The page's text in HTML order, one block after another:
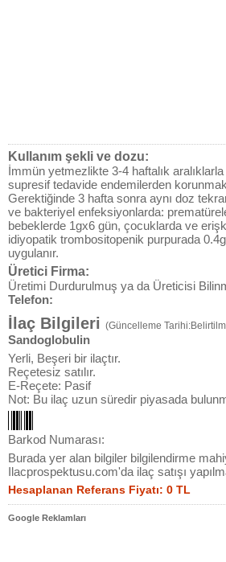
Kullanım şekli ve dozu:
İmmün yetmezlikte 3-4 haftalık
supresif tedavide endemilerden
Gerektiğinde 3 hafta sonra aynı doz
ve bakteriyel enfeksiyonlarda:
bebeklerde 1gx6 gün, çocuklarda ve
idiyopatik trombositopenik purpurada
uygulanır.
Üretici Firma:
Üretimi Durdurulmuş ya da Üreticisi
Telefon:
İlaç Bilgileri (Güncelleme
Sandoglobulin
Yerli, Beşeri bir ilaçtır.
Reçetesiz satılır.
E-Reçete: Pasif
Not: Bu ilaç uzun süredir piyasada
Barkod Numarası:
Burada yer alan bilgiler bilgilendirme
Ilacprospektusu.com'da ilaç satışı
Hesaplanan Referans Fiyatı: 0 TL
Google Reklamları